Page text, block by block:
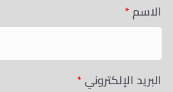
الاسم*
البريد الإلكتروني*